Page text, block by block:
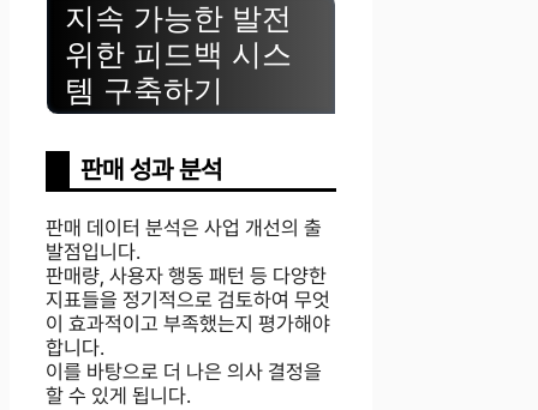
지속 가능한 발전
위한 피드백 시스
템 구축하기
판매 성과 분석
판매 데이터 분석은 사업 개선의 출
발점입니다.
판매량, 사용자 행동 패턴 등 다양한
지표들을 정기적으로 검토하여 무엇
이 효과적이고 부족했는지 평가해야
합니다.
이를 바탕으로 더 나은 의사 결정을
할 수 있게 됩니다.